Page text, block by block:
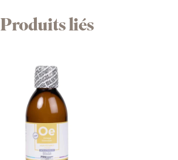
Produits liés